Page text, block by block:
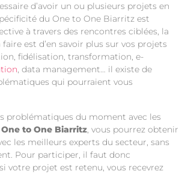
d’avoir un ou plusieurs projets en
du One to One Biarritz est
à travers des rencontres ciblées, la
est d’en savoir plus sur vos projets
fidélisation, transformation, e-
, data management… il existe de
qui pourraient vous
problématiques du moment avec les
One to One Biarritz, vous pourrez obtenir
les meilleurs experts du secteur, sans
Pour participer, il faut donc
votre projet est retenu, vous recevrez